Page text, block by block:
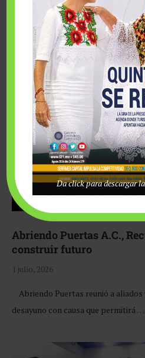
Fairmont Mayakoba y Make-A-
esfuerzos para hacer realidad el
Abriendo Puertas A.C.,
construir futuro
1 julio, 2026
Abriendo Puertas reunió a aliados
desayuno con causa que permitirá …
Da click para descargar